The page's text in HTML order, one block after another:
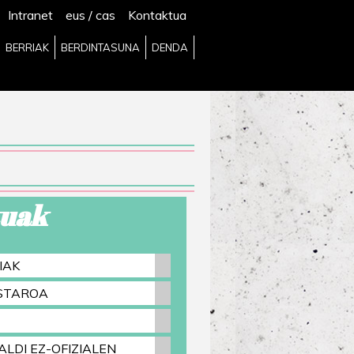
Intranet eus / cas Kontaktua
BERRIAK BERDINTASUNA DENDA
EZ-OFIZIALEN